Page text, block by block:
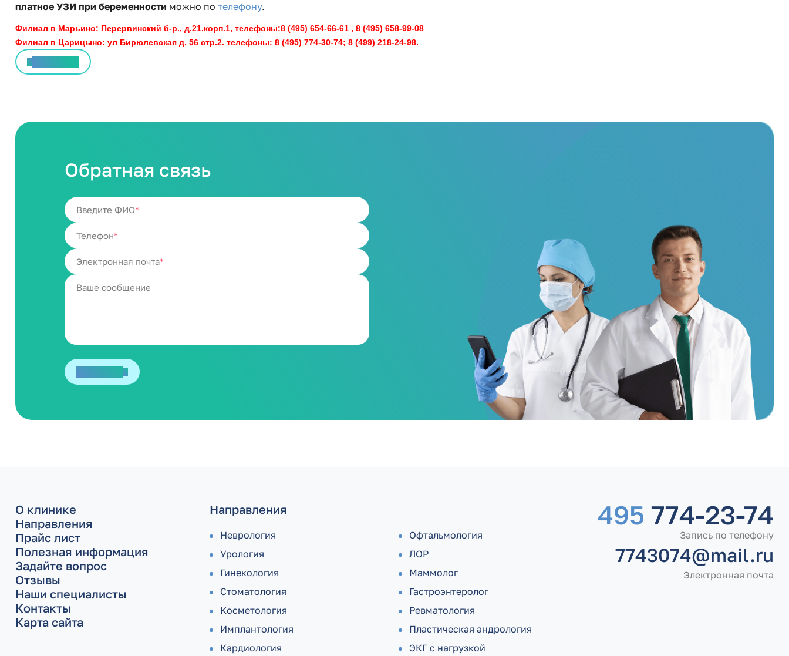
платное УЗИ при беременности можно по телефону.
Филиал в Марьино: Перервинский б-р., д.21.корп.1, телефоны:8 (495) 654-66-61 , 8 (495) 658-99-08
Филиал в Царицыно: ул Бирюлевская д. 56 стр.2. телефоны: 8 (495) 774-30-74; 8 (499) 218-24-98.
Обратная связь
Введите ФИО
Телефон
Электронная почта
О клинике
Направления
Прайс лист
Полезная информация
Задайте вопрос
Отзывы
Наши специалисты
Контакты
Карта сайта
Направления
Неврология
Урология
Гинекология
Стоматология
Косметология
Имплантология
Кардиология
Офтальмология
ЛОР
Маммолог
Гастроэнтеролог
Ревматология
Пластическая андрология
ЭКГ с нагрузкой
495 774-23-74
Запись по телефону
7743074@mail.ru
Электронная почта